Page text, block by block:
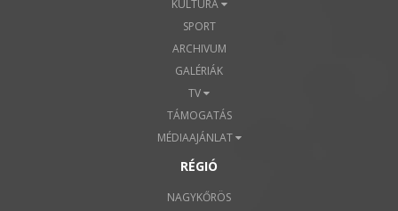
KULTÚRA
SPORT
ARCHIVUM
GALÉRIÁK
TV
TÁMOGATÁS
MÉDIAAJÁNLAT
RÉGIÓ
NAGYKŐRÖS